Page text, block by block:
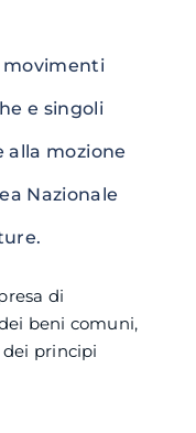
movimenti
e singoli
alla mozione
Nazionale
di
beni comuni,
principi